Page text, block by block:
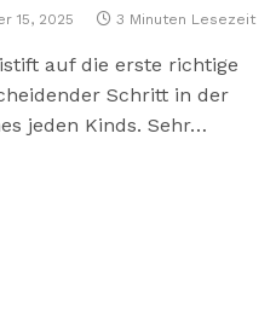
15, 2025 3 Minuten Lesezeit
auf die erste richtige
Schritt in der
jeden Kinds. Sehr…